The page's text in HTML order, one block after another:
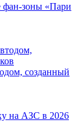
фан-зоны «Пари
созданный